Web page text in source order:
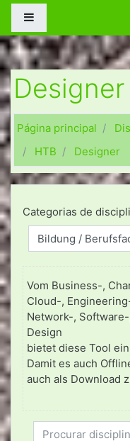
Ir para o conteúdo principal
Designer
Página principal
HTB
Designer
Categorias de
Vom Business-,
Cloud-,
Network-,
Design
bietet diese Tool
Damit es auch
auch als Download
Procurar disciplinas